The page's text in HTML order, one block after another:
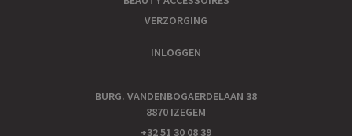
VERZORGING
INLOGGEN
BURG. VANDENBOGAERDELAAN 38
8870 IZEGEM
+32 51 30 08 39